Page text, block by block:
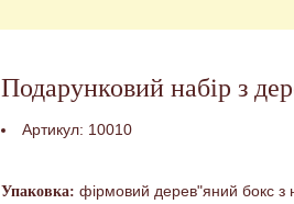
Подарунковий набір з
Артикул: 10010
Упаковка: фірмовий дерев"яний бокс з